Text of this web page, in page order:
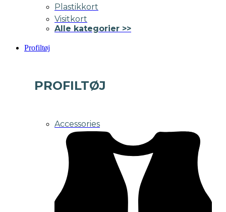
Plastikkort
Visitkort
Alle kategorier >>
Profiltøj
PROFILTØJ
Accessories